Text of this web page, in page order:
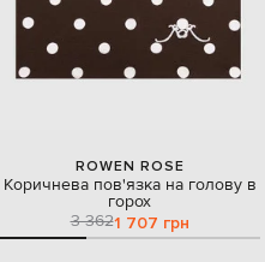
ROWEN ROSE
Коричнева пов'язка на голову в
горох
3 3621 707 грн